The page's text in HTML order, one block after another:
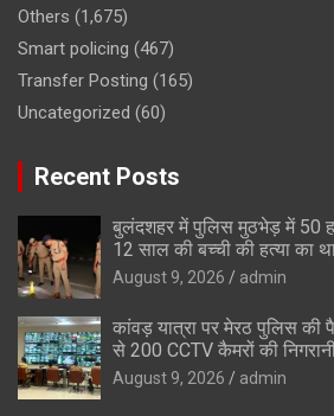
Others (1,675)
Smart policing (467)
Transfer Posting (165)
Uncategorized (60)
Recent Posts
बुलंदशहर में पुलिस मुठभेड़ में 50
12 साल की बच्ची की हत्या का
August 9, 2026 admin
कांवड़ यात्रा पर मेरठ पुलिस की
से 200 CCTV कैमरों की
August 9, 2026 admin